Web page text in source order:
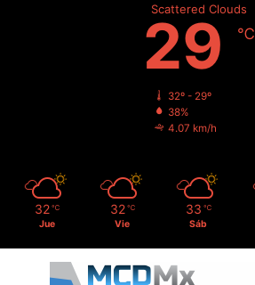
Scattered Clouds
29 ℃
32º - 29º
38%
4.07 km/h
32 ℃
Jue
32 ℃
Vie
33 ℃
Sáb